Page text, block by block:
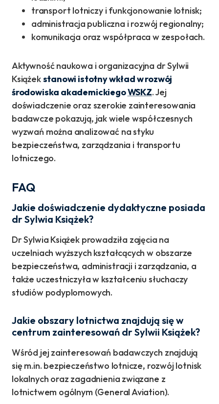
transport lotniczy i funkcjonowanie lotnisk;
administracja publiczna i rozwój regionalny;
komunikacja oraz współpraca w zespołach.
Aktywność naukowa i organizacyjna dr Sylwii
Książekstanowi istotny wkład w rozwój
środowiska akademickiegoWSKZ. Jej
doświadczenie oraz szerokie zainteresowania
badawcze pokazują, jak wiele współczesnych
wyzwań można analizować na styku
bezpieczeństwa, zarządzania i transportu
lotniczego.
FAQ
Jakie doświadczenie dydaktyczne posiada
dr Sylwia Książek?
Dr Sylwia Książek prowadziła zajęcia na
uczelniach wyższych kształcących w obszarze
bezpieczeństwa, administracji i zarządzania, a
także uczestniczyła w kształceniu słuchaczy
studiów podyplomowych.
Jakie obszary lotnictwa znajdują się w
centrum zainteresowań dr Sylwii Książek?
Wśród jej zainteresowań badawczych znajdują
się m.in. bezpieczeństwo lotnicze, rozwój lotnisk
lokalnych oraz zagadnienia związane z
lotnictwem ogólnym (General Aviation).